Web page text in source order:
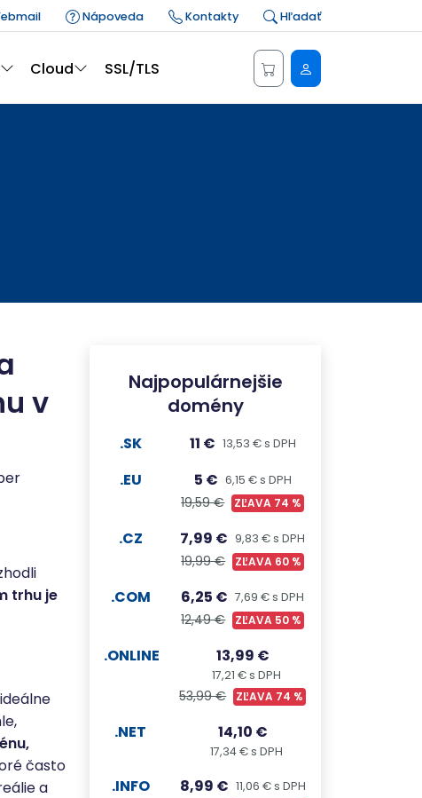
Nápoveda Kontakty Hľadať
Cloud SSL/TLS Administrácia
v
trhu je
často
a
Najpopulárnejšie
domény
.SK 11 € 13,53 € s DPH
.EU 5 € 6,15 € s DPH
19,59 € ZĽAVA 74 %
.CZ 7,99 € 9,83 € s DPH
19,99 € ZĽAVA 60 %
.COM 6,25 € 7,69 € s DPH
12,49 € ZĽAVA 50 %
.ONLINE 13,99 €
17,21 € s DPH
53,99 € ZĽAVA 74 %
.NET 14,10 €
17,34 € s DPH
.INFO 8,99 € 11,06 € s DPH